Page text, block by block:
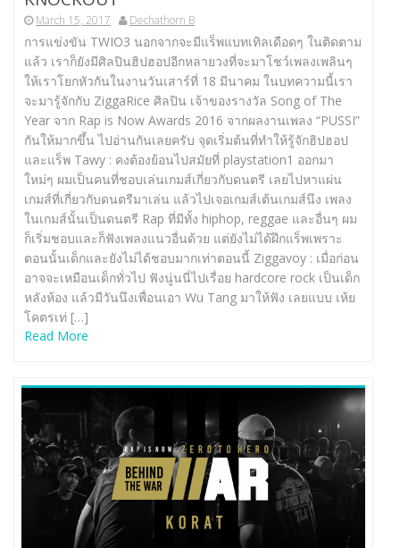
March 15, 2017 Dechathorn B
การแข่งขัน TWIO3 นอกจากจะมีแร็พแบทเทิลเดือดๆ ในติดตาม
แล้ว เราก็ยังมีศิลปินฮิปฮอปอีกหลายวงที่จะมาโชว์เพลงเพลินๆ
ให้เราโยกหัวกันในงานวันเสาร์ที่ 18 มีนาคม ในบทความนี้เรา
จะมารู้จักกับ ZiggaRice ศิลปิน เจ้าของรางวัล Song of The
Year จาก Rap is Now Awards 2016 จากผลงานเพลง “PUSSI”
กันให้มากขึ้น ไปอ่านกันเลยครับ จุดเริ่มต้นที่ทำให้รู้จักฮิปฮอป
และแร็พ Tawy : คงต้องย้อนไปสมัยที่ playstation1 ออกมา
ใหม่ๆ ผมเป็นคนที่ชอบเล่นเกมส์เกี่ยวกับดนตรี เลยไปหาแผ่น
เกมส์ที่เกี่ยวกับดนตรีมาเล่น แล้วไปเจอเกมส์เต้นเกมส์นึง เพลง
ในเกมส์นั้นเป็นดนตรี Rap ที่มีทั้ง hiphop, reggae และอื่นๆ ผม
ก็เริ่มชอบและก็ฟังเพลงแนวอื่นด้วย แต่ยังไม่ได้ฝึกแร็พเพราะ
ตอนนั้นเด็กและยังไม่ได้ชอบมากเท่าตอนนี้ Ziggavoy : เมื่อก่อน
อาจจะเหมือนเด็กทั่วไป ฟังนู่นนี่ไปเรื่อย hardcore rock เป็นเด็ก
หลังห้อง แล้วมีวันนึงเพื่อนเอา Wu Tang มาให้ฟัง เลยแบบ เห้ย
โคตรเท่ […]
Read More